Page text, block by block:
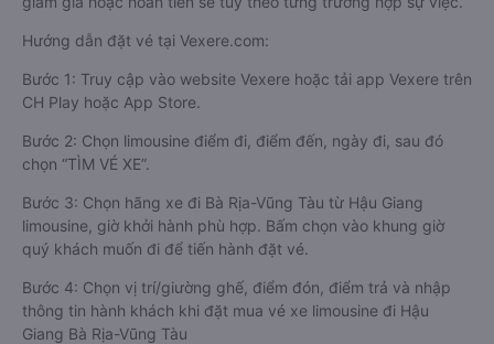
Hướng dẫn đặt vé tại Vexere.com:
Bước 1: Truy cập vào website Vexere hoặc tải app Vexere trên
CH Play hoặc App Store.
Bước 2: Chọn limousine điểm đi, điểm đến, ngày đi, sau đó
chọn “TÌM VÉ XE”.
Bước 3: Chọn hãng xe đi Bà Rịa-Vũng Tàu từ Hậu Giang
limousine, giờ khởi hành phù hợp. Bấm chọn vào khung giờ
quý khách muốn đi để tiến hành đặt vé.
Bước 4: Chọn vị trí/giường ghế, điểm đón, điểm trả và nhập
thông tin hành khách khi đặt mua vé xe limousine đi Hậu
Giang Bà Rịa-Vũng Tàu